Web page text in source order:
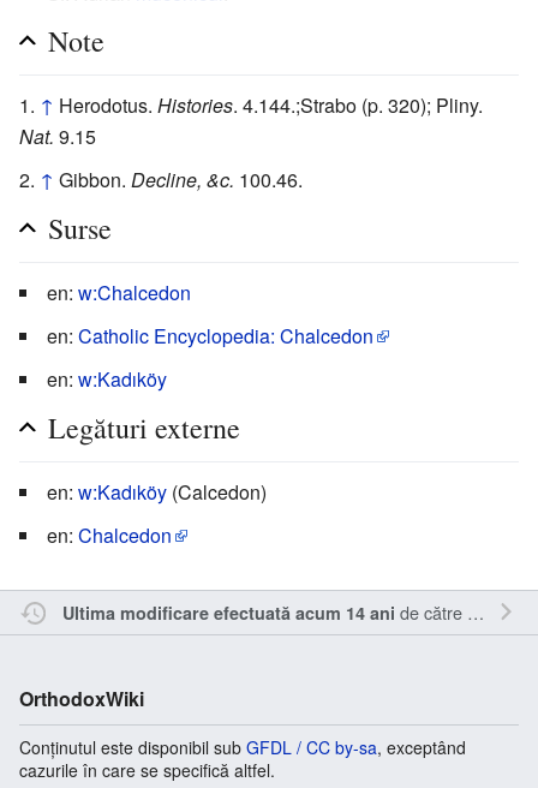
Note
↑ Herodotus. Histories. 4.144.;Strabo (p. 320); Pliny.
Nat. 9.15
↑ Gibbon. Decline, &c. 100.46.
Surse
en: w:Chalcedon
en: Catholic Encyclopedia: Chalcedon
en: w:Kadıköy
Legături externe
en: w:Kadıköy (Calcedon)
en: Chalcedon
Ultima modificare efectuată acum 14 ani de către
OrthodoxWiki
Conținutul este disponibil sub GFDL / CC by-sa, exceptând
cazurile în care se specifică altfel.